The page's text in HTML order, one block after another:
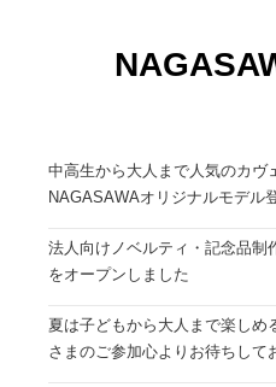
中高生から大人まで人気のカヴ
NAGASAWAオリジナルモデル
法人向けノベルティ・記念品制
をオープンしました
夏は子どもから大人まで楽しめ
さまのご参加心よりお待ちして